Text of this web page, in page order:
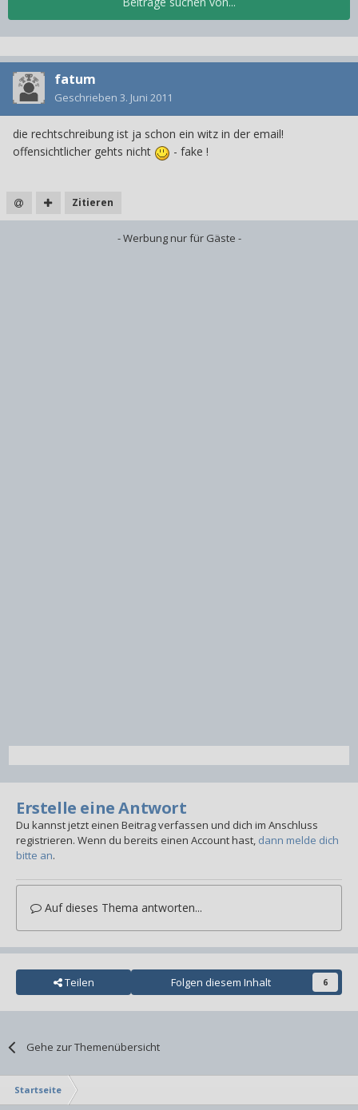
fatum
Geschrieben 3. Juni 2011
die rechtschreibung ist ja schon ein witz in der email!
offensichtlicher gehts nicht
- fake !
Zitieren
- Werbung nur für Gäste -
Erstelle eine Antwort
Du kannst jetzt einen Beitrag verfassen und dich im Anschluss
registrieren. Wenn du bereits einen Account hast, dann melde dich
bitte an.
Auf dieses Thema antworten...
Teilen Folgen diesem Inhalt 6
Gehe zur Themenübersicht
Startseite